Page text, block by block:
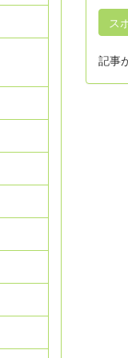
ス
記事